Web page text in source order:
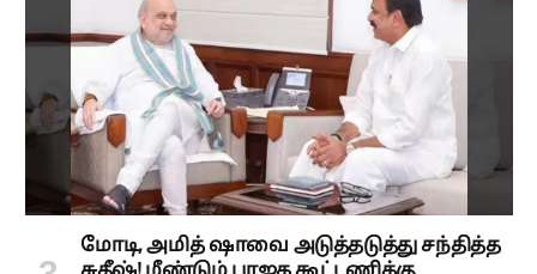
மோடி, அமித் ஷாவை அடுத்தடுத்து சந்தித்த